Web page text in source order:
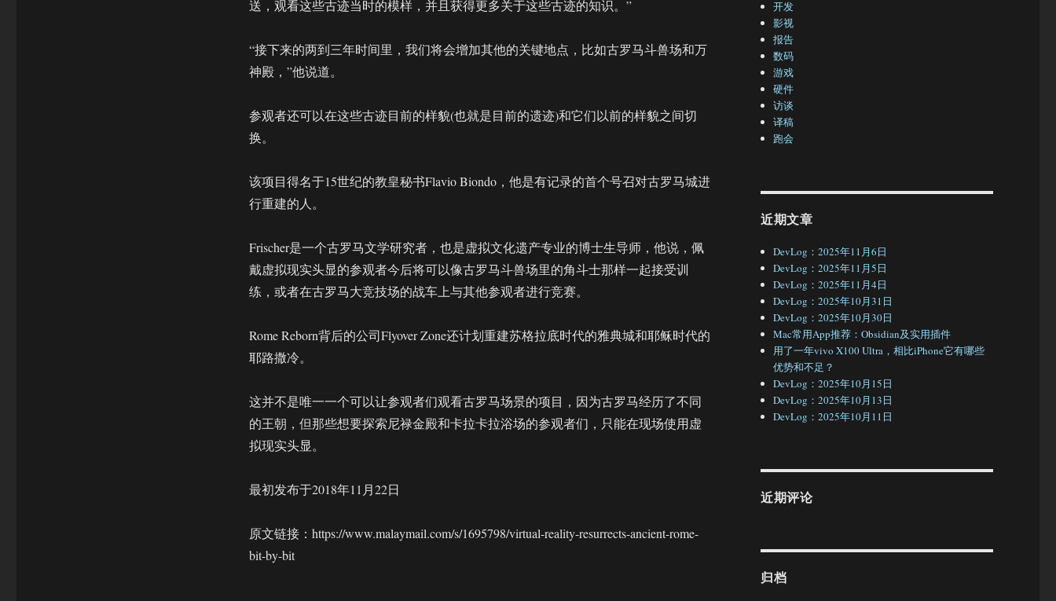
送，观看这些古迹当时的模样，并且获得更多关于这些古迹的知识。”
“接下来的两到三年时间里，我们将会增加其他的关键地点，比如古罗马斗兽场和万
神殿，”他说道。
参观者还可以在这些古迹目前的样貌(也就是目前的遗迹)和它们以前的样貌之间切
换。
该项目得名于15世纪的教皇秘书Flavio Biondo，他是有记录的首个号召对古罗马城进
行重建的人。
Frischer是一个古罗马文学研究者，也是虚拟文化遗产专业的博士生导师，他说，佩
戴虚拟现实头显的参观者今后将可以像古罗马斗兽场里的角斗士那样一起接受训
练，或者在古罗马大竞技场的战车上与其他参观者进行竞赛。
Rome Reborn背后的公司Flyover Zone还计划重建苏格拉底时代的雅典城和耶稣时代的
耶路撒冷。
这并不是唯一一个可以让参观者们观看古罗马场景的项目，因为古罗马经历了不同
的王朝，但那些想要探索尼禄金殿和卡拉卡拉浴场的参观者们，只能在现场使用虚
拟现实头显。
最初发布于2018年11月22日
原文链接：https://www.malaymail.com/s/1695798/virtual-reality-resurrects-ancient-rome-
bit-by-bit
开发
影视
报告
数码
游戏
硬件
访谈
译稿
跑会
近期文章
DevLog：2025年11月6日
DevLog：2025年11月5日
DevLog：2025年11月4日
DevLog：2025年10月31日
DevLog：2025年10月30日
Mac常用App推荐：Obsidian及实用插件
用了一年vivo X100 Ultra，相比iPhone它有哪些
优势和不足？
DevLog：2025年10月15日
DevLog：2025年10月13日
DevLog：2025年10月11日
近期评论
归档